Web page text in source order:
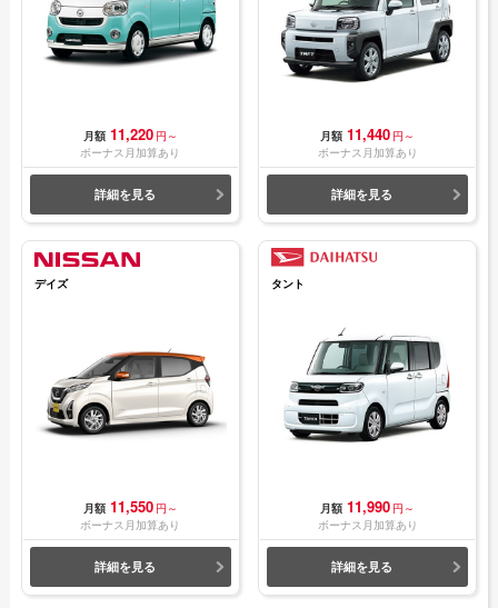
月額 11,220 円～
ボーナス月加算あり
詳細を見る
月額 11,440 円～
ボーナス月加算あり
詳細を見る
デイズ
月額 11,550 円～
ボーナス月加算あり
詳細を見る
タント
月額 11,990 円～
ボーナス月加算あり
詳細を見る